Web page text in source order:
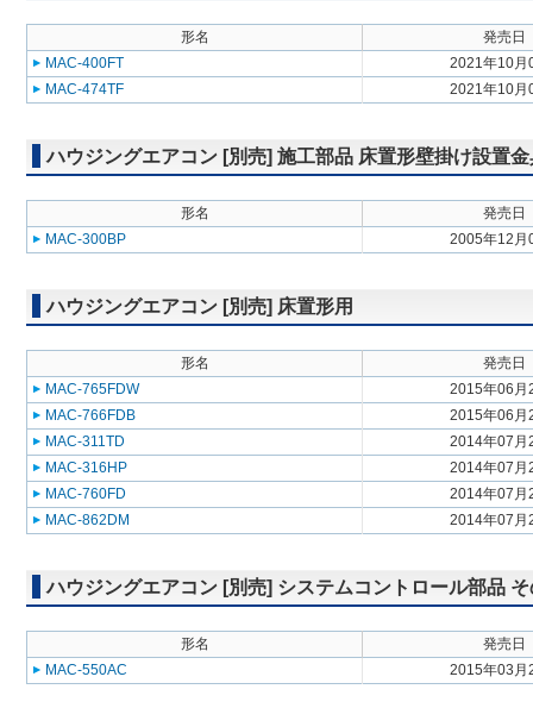
形名
発売日
MAC-400FT
2021年10月
MAC-474TF
2021年10月
ハウジングエアコン [別売] 施工部品 床置形壁掛け設置金
形名
発売日
MAC-300BP
2005年12月
ハウジングエアコン [別売] 床置形用
形名
発売日
MAC-765FDW
2015年06月
MAC-766FDB
2015年06月
MAC-311TD
2014年07月
MAC-316HP
2014年07月
MAC-760FD
2014年07月
MAC-862DM
2014年07月
ハウジングエアコン [別売] システムコントロール部品
形名
発売日
MAC-550AC
2015年03月